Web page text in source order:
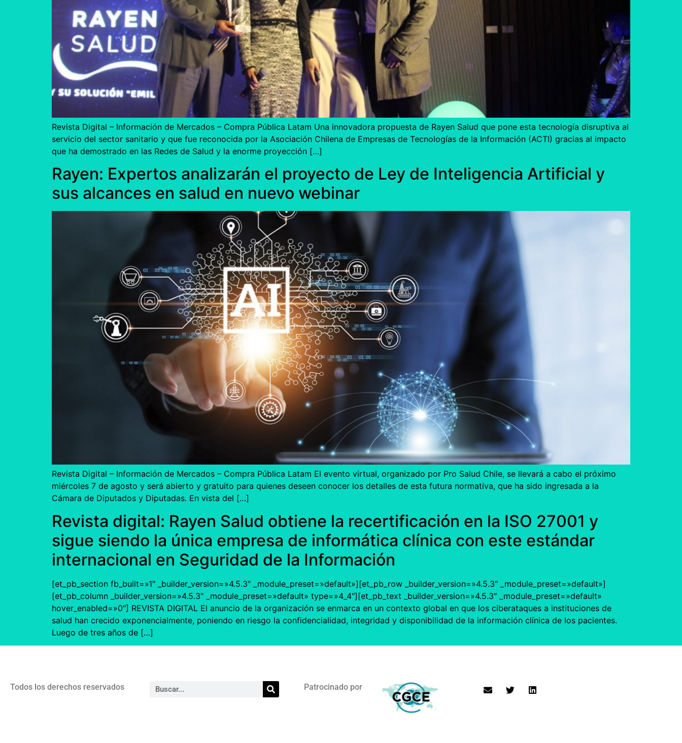
Revista Digital – Información de Mercados – Compra Pública Latam Una innovadora propuesta de Rayen Salud que pone esta tecnología disruptiva al
servicio del sector sanitario y que fue reconocida por la Asociación Chilena de Empresas de Tecnologías de la Información (ACTI) gracias al impacto
que ha demostrado en las Redes de Salud y la enorme proyección […]
Rayen: Expertos analizarán el proyecto de Ley de Inteligencia Artificial y
sus alcances en salud en nuevo webinar
Revista Digital – Información de Mercados – Compra Pública Latam El evento virtual, organizado por Pro Salud Chile, se llevará a cabo el próximo
miércoles 7 de agosto y será abierto y gratuito para quienes deseen conocer los detalles de esta futura normativa, que ha sido ingresada a la
Cámara de Diputados y Diputadas. En vista del […]
Revista digital: Rayen Salud obtiene la recertificación en la ISO 27001 y
sigue siendo la única empresa de informática clínica con este estándar
internacional en Seguridad de la Información
[et_pb_section fb_built=»1″ _builder_version=»4.5.3″ _module_preset=»default»][et_pb_row _builder_version=»4.5.3″ _module_preset=»default»]
[et_pb_column _builder_version=»4.5.3″ _module_preset=»default» type=»4_4″][et_pb_text _builder_version=»4.5.3″ _module_preset=»default»
hover_enabled=»0″] REVISTA DIGITAL El anuncio de la organización se enmarca en un contexto global en que los ciberataques a instituciones de
salud han crecido exponencialmente, poniendo en riesgo la confidencialidad, integridad y disponibilidad de la información clínica de los pacientes.
Luego de tres años de […]
Todos los derechos reservados Patrocinado por